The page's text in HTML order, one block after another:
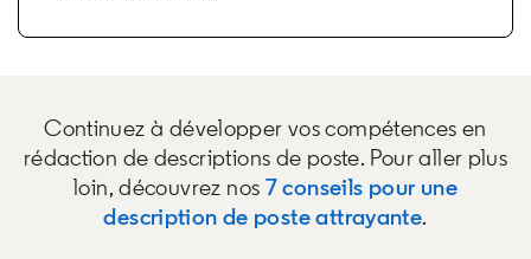
Continuez à développer vos compétences en
rédaction de descriptions de poste. Pour aller plus
loin, découvrez nos 7 conseils pour une
description de poste attrayante.